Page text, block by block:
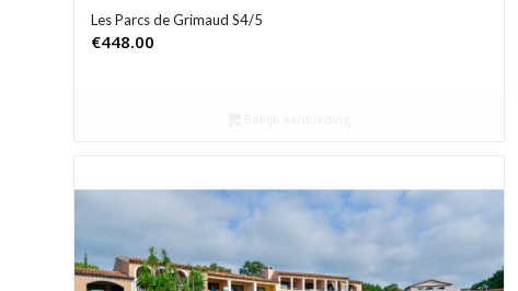
Les Parcs de Grimaud S4/5
€448.00